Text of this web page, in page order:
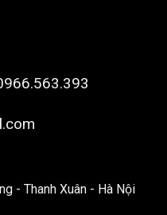
- Thanh Xuân - Hà Nội